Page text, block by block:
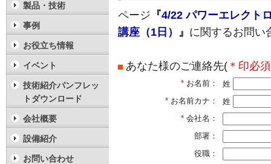
ページ 『4/22 パワーエレクト
講座（1日） 』 に関するお問い
あなた様のご連絡先(＊印必須
* お名前：
姓
* お名前カナ：
姓
* 会社名：
部署：
役職：
製品・技術
事例
お役立ち情報
イベント
技術紹介パンフレッ
トダウンロード
会社概要
設備紹介
お問い合わせ